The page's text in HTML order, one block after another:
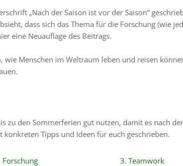
„Nach der Saison ist vor der Saison“
dass sich das Thema für die Forschung (wie
eine Neuauflage des Beitrags.
wie Menschen im Weltraum leben und reisen
den Sommerferien gut nutzen, damit es nach
Tipps und Ideen für euch geschrieben.
Forschung 3. Teamwork